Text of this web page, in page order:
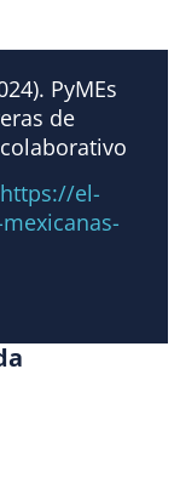
PyMEs
de
https://el-